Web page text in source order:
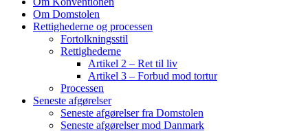
Om Domstolen
Rettighederne og processen
Fortolkningsstil
Rettighederne
Artikel 2 – Ret til liv
Artikel 3 – Forbud mod tortur
Processen
Seneste afgørelser
Seneste afgørelser fra Domstolen
Seneste afgørelser mod Danmark